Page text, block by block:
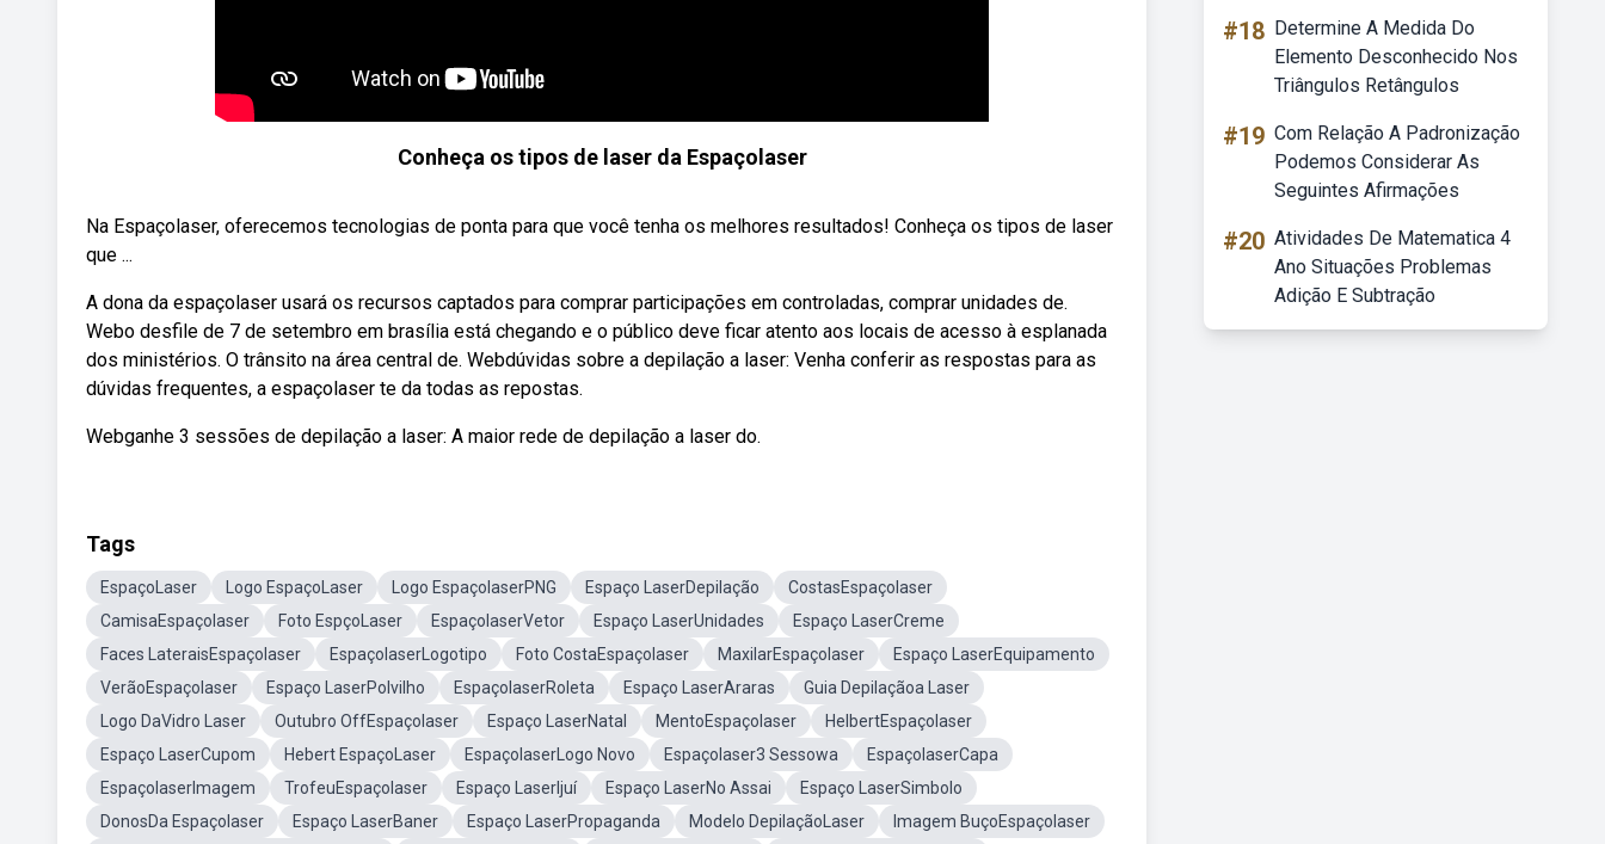
Conheça os tipos de laser da Espaçolaser
Na Espaçolaser, oferecemos tecnologias de ponta para que você tenha os melhores resultados! Conheça os tipos de laser
que ...
A dona da espaçolaser usará os recursos captados para comprar participações em controladas, comprar unidades de.
Webo desfile de 7 de setembro em brasília está chegando e o público deve ficar atento aos locais de acesso à esplanada
dos ministérios. O trânsito na área central de. Webdúvidas sobre a depilação a laser: Venha conferir as respostas para as
dúvidas frequentes, a espaçolaser te da todas as repostas.
Webganhe 3 sessões de depilação a laser: A maior rede de depilação a laser do.
Tags
EspaçoLaser Logo EspaçoLaser Logo EspaçolaserPNG Espaço LaserDepilação
CostasEspaçolaser
CamisaEspaçolaser
Foto EspçoLaser EspaçolaserVetor Espaço LaserUnidades
Espaço LaserCreme
Faces LateraisEspaçolaser
EspaçolaserLogotipo Foto CostaEspaçolaser MaxilarEspaçolaser
Espaço LaserEquipamento
VerãoEspaçolaser
Espaço LaserPolvilho EspaçolaserRoleta Espaço LaserAraras
Guia Depilaçãoa Laser
Logo DaVidro Laser
Outubro OffEspaçolaser Espaço LaserNatal MentoEspaçolaser
HelbertEspaçolaser
Espaço LaserCupom
Hebert EspaçoLaser EspaçolaserLogo Novo Espaçolaser3 Sessowa
EspaçolaserCapa
EspaçolaserImagem
TrofeuEspaçolaser Espaço LaserIjuí Espaço LaserNo Assai
Espaço LaserSimbolo
DonosDa Espaçolaser
Espaço LaserBaner Espaço LaserPropaganda Modelo DepilaçãoLaser
Imagem BuçoEspaçolaser
#18 Determine A Medida Do
Elemento Desconhecido Nos
Triângulos Retângulos
#19 Com Relação A Padronização
Podemos Considerar As
Seguintes Afirmações
#20 Atividades De Matematica 4
Ano Situações Problemas
Adição E Subtração